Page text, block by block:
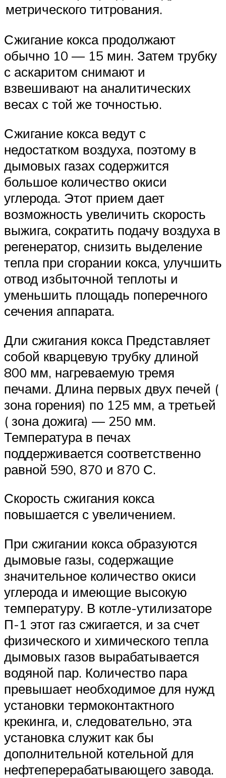
метрического титрования.
Сжигание кокса продолжают
обычно 10 — 15 мин. Затем трубку
с аскаритом снимают и
взвешивают на аналитических
весах с той же точностью.
Сжигание кокса ведут с
недостатком воздуха, поэтому в
дымовых газах содержится
большое количество окиси
углерода. Этот прием дает
возможность увеличить скорость
выжига, сократить подачу воздуха в
регенератор, снизить выделение
тепла при сгорании кокса, улучшить
отвод избыточной теплоты и
уменьшить площадь поперечного
сечения аппарата.
Дли сжигания кокса Представляет
собой кварцевую трубку длиной
800 мм, нагреваемую тремя
печами. Длина первых двух печей (
зона горения) по 125 мм, а третьей
( зона дожига) — 250 мм.
Температура в печах
поддерживается соответственно
равной 590, 870 и 870 С.
Скорость сжигания кокса
повышается с увеличением.
При сжигании кокса образуются
дымовые газы, содержащие
значительное количество окиси
углерода и имеющие высокую
температуру. В котле-утилизаторе
П-1 этот газ сжигается, и за счет
физического и химического тепла
дымовых газов вырабатывается
водяной пар. Количество пара
превышает необходимое для нужд
установки термоконтактного
крекинга, и, следовательно, эта
установка служит как бы
дополнительной котельной для
нефтеперерабатывающего завода.